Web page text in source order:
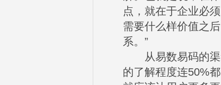
点，就在于企业必
需要什么样价值之
系。”
从易数易码的渠
的了解程度连50%